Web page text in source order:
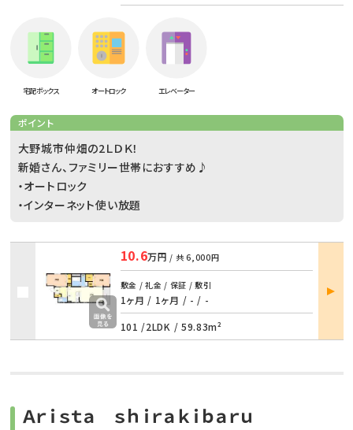
宅配ボックス オートロック エレベーター
ポイント
大野城市仲畑の2ＬＤＫ！
新婚さん、ファミリー世帯におすすめ♪
・オートロック
・インターネット使い放題
10.6万円 / 共6,000円
敷金 / 礼金 / 保証 / 敷引
1ヶ月 / 1ヶ月 / - / -
101 /2LDK / 59.83m²
部屋
詳細
Ａｒｉｓｔａ ｓｈｉｒａｋｉｂａｒｕ